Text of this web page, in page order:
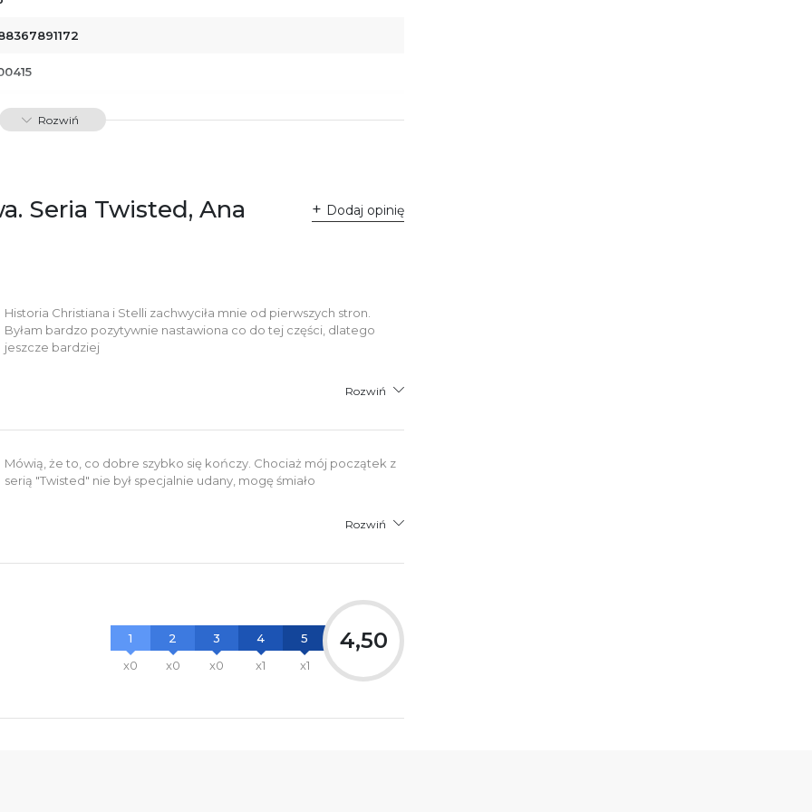
Poznańskie Sp. z o.o.
8
701 Poznań
PDF
Rozwiń
Seria Twisted, Ana
Dodaj opinię
Historia Christiana i Stelli zachwyciła mnie od pierwszych stron.
Byłam bardzo pozytywnie nastawiona co do tej części, dlatego
jeszcze bardziej
Rozwiń
Mówią, że to, co dobre szybko się kończy. Chociaż mój początek z
serią "Twisted" nie był specjalnie udany, mogę śmiało
Rozwiń
1
x0
2
x0
3
x0
4
x1
5
x1
4,50